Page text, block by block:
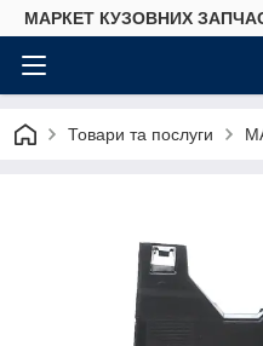
МАРКЕТ КУЗОВНИХ
Товари та послуги